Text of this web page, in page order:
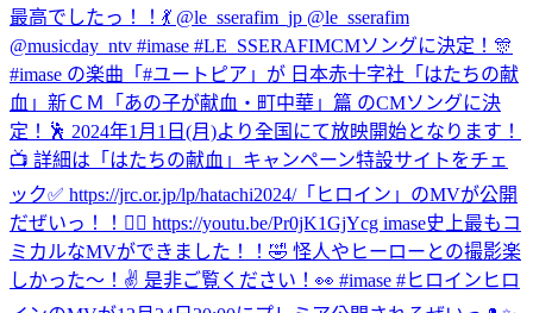
最高でしたっ！！💃 @le_sserafim_jp @le_sserafim
@musicday_ntv #imase #LE_SSERAFIMCMソングに決定！🎊
#imase の楽曲「#ユートピア」が 日本赤十字社「はたちの献
血」新ＣＭ「あの子が献血・町中華」篇 のCMソングに決
定！🕺 2024年1月1日(月)より全国にて放映開始となります！
📺 詳細は「はたちの献血」キャンペーン特設サイトをチェ
ック✅ https://jrc.or.jp/lp/hatachi2024/「ヒロイン」のMVが公開
だぜいっ！！🦸‍♀️ https://youtu.be/Pr0jK1GjYcg imase史上最もコ
ミカルなMVができました！！🤣 怪人やヒーローとの撮影楽
しかった〜！✌️ 是非ご覧ください！👀 #imase #ヒロイン ヒロ